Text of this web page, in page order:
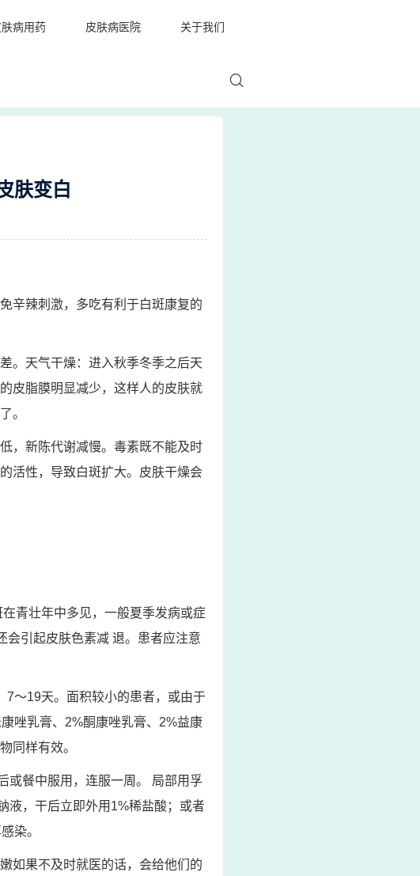
肤病用药 皮肤病医院 关于我们
肤变白
辛辣刺激，多吃有利于白斑康复的
。天气干燥：进入秋季冬季之后天
皮脂膜明显减少，这样人的皮肤就
。
，新陈代谢减慢。毒素既不能及时
活性，导致白斑扩大。皮肤干燥会
青壮年中多见，一般夏季发病或症
会引起皮肤色素减 退。患者应注意
7～19天。面积较小的患者，或由于
唑乳膏、2%酮康唑乳膏、2%益康
同样有效。
或餐中服用，连服一周。 局部用孚
液，干后立即外用1%稀盐酸；或者
染。
如果不及时就医的话，会给他们的